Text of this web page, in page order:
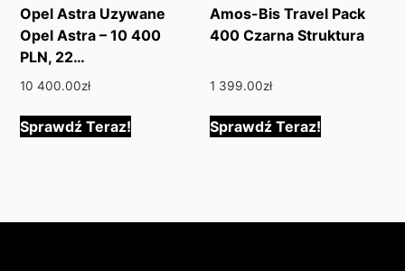
Opel Astra Uzywane
Opel Astra – 10 400
PLN, 22…
10 400.00zł
Sprawdź Teraz!
Amos-Bis Travel Pack
400 Czarna Struktura
1 399.00zł
Sprawdź Teraz!